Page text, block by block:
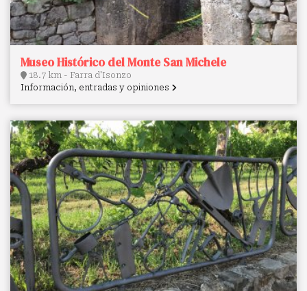
Museo Histórico del Monte San Michele
18.7 km - Farra d'Isonzo
Información, entradas y opiniones